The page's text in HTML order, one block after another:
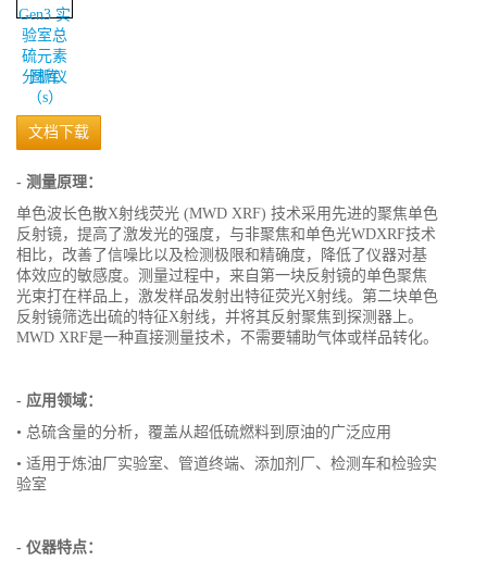
图库
文档下载
- 测量原理：
单色波长色散X射线荧光 (MWD XRF) 技术采用先进的聚焦单色
反射镜，提高了激发光的强度，与非聚焦和单色光WDXRF技术
相比，改善了信噪比以及检测极限和精确度，降低了仪器对基
体效应的敏感度。测量过程中，来自第一块反射镜的单色聚焦
光束打在样品上，激发样品发射出特征荧光X射线。第二块单色
反射镜筛选出硫的特征X射线，并将其反射聚焦到探测器上。
MWD XRF是一种直接测量技术，不需要辅助气体或样品转化。
- 应用领域：
• 总硫含量的分析，覆盖从超低硫燃料到原油的广泛应用
• 适用于炼油厂实验室、管道终端、添加剂厂、检测车和检验实
验室
- 仪器特点：